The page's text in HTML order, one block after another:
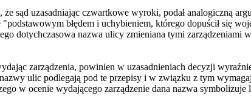
sąd uzasadniając czwartkowe wyroki, podał analogiczną
"podstawowym błędem i uchybieniem, którego dopuścił się
dotychczasowa nazwa ulicy zmieniana tymi zarządzeniami
zarządzenia, powinien w uzasadnieniach decyzji
ulic podlegają pod te przepisy i w związku z tym
w ocenie wydającego zarządzenie dana nazwa symbolizuje